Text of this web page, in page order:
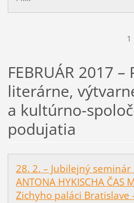
1
FEBRUÁR 2017
literárne,
a kultúrno-
podujatia
28. 2. – Jubilejný
ANTONA HYKISCHA ČAS
Zichyho paláci Bratislave